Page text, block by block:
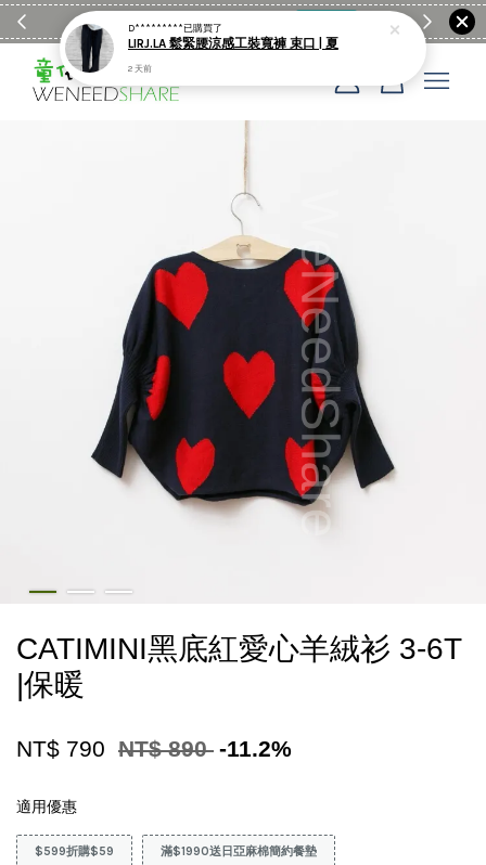
滿$1990送日亞麻棉簡約餐墊 童裝
CATIMINI黑底紅愛心羊絨衫 3-6T
|保暖
NT$ 790 NT$ 890 -11.2%
適用優惠
$599折購$59 滿$1990送日亞麻棉簡約餐墊
您的購物車目前還是空的。
繼續購物
D*********已購買了
LIRJ.LA 鬆緊腰涼感工裝寬褲 束口 | 夏
2 天前